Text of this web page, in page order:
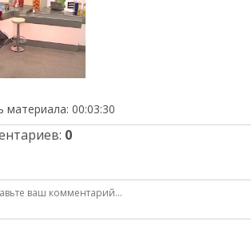
материала: 00:03:30
: 0